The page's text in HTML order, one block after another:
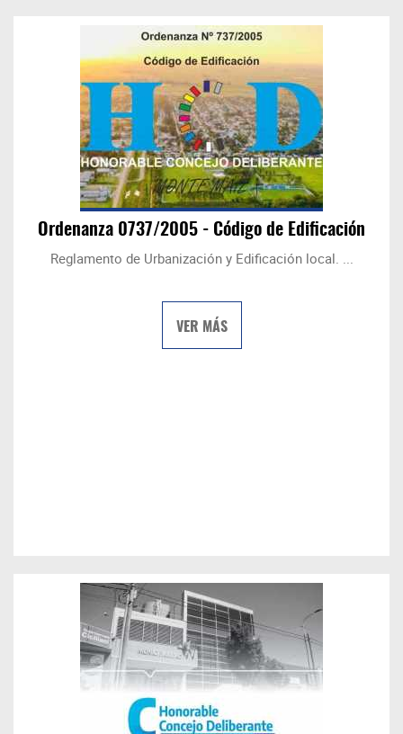
Ordenanza 0737/2005 - Código de Edificación
Reglamento de Urbanización y Edificación local. ...
VER MÁS